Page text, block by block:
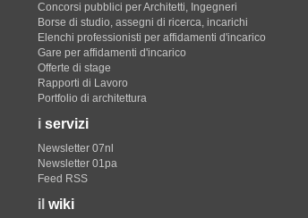
Concorsi pubblici per Architetti, Ingegneri
Borse di studio, assegni di ricerca, incarichi
Elenchi professionisti per affidamenti d'incarico
Gare per affidamenti d'incarico
Offerte di stage
Rapporti di Lavoro
Portfolio di architettura
i servizi
Newsletter 07nl
Newsletter 01pa
Feed RSS
il wiki